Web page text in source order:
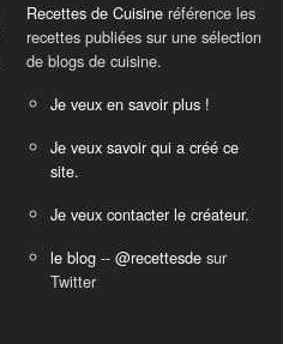
Recettes de Cuisine référence les
recettes publiées sur une sélection
de blogs de cuisine.
Je veux en savoir plus !
Je veux savoir qui a créé ce
site.
Je veux contacter le créateur.
le blog -- @recettesde sur
Twitter